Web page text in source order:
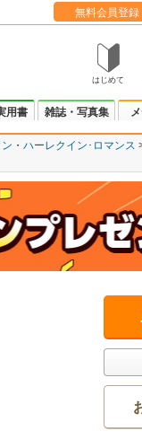
無料会員登録
はじめて
用書 雑誌・写真集
ハーレクイン･ロマンス